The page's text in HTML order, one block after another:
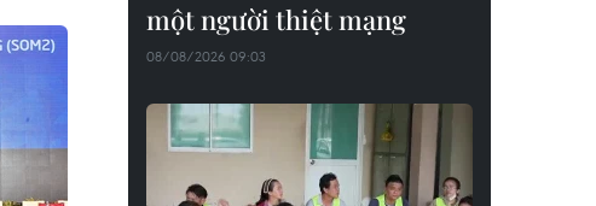
một người thiệt mạng
08/08/2026 09:03